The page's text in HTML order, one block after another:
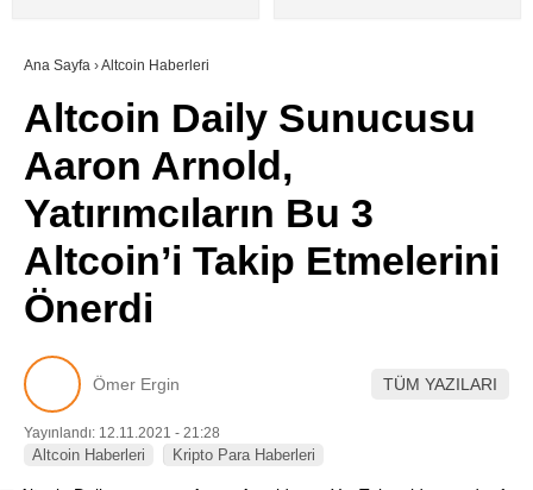
Youtube
Telegram
SÖZLÜK
Ana Sayfa ›Altcoin Haberleri
Altcoin Daily Sunucusu
Aaron Arnold,
Yatırımcıların Bu 3
Altcoin’i Takip Etmelerini
Önerdi
Ömer Ergin TÜM YAZILARI
Yayınlandı: 12.11.2021 - 21:28
Altcoin Haberleri Kripto Para Haberleri